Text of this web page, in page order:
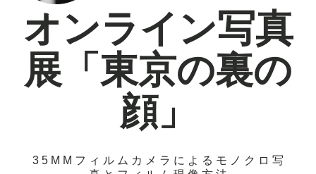
オンライン写真
展「東京の裏の
顔」
35MMフィルムカメラによるモノクロ写